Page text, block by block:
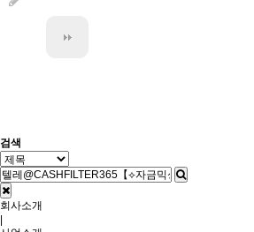
검색
회사소개